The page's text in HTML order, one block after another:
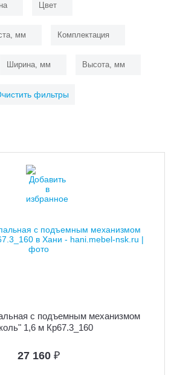
Цвет
мм Комплектация
Ширина, мм Высота, мм
фильтры
с подъемным механизмом
1,6 м Кр67.3_160
27 160 ₽